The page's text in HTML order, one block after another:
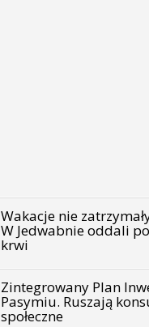
Wakacje nie
W Jedwabnie oddali
krwi
Zintegrowany Plan
Pasymiu. Ruszają
społeczne